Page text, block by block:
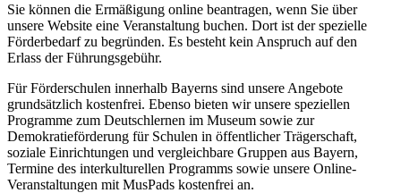
Sie können die Ermäßigung online beantragen, wenn Sie über
unsere Website eine Veranstaltung buchen. Dort ist der spezielle
Förderbedarf zu begründen. Es besteht kein Anspruch auf den
Erlass der Führungsgebühr.
Für Förderschulen innerhalb Bayerns sind unsere Angebote
grundsätzlich kostenfrei. Ebenso bieten wir unsere speziellen
Programme zum Deutschlernen im Museum sowie zur
Demokratieförderung für Schulen in öffentlicher Trägerschaft,
soziale Einrichtungen und vergleichbare Gruppen aus Bayern,
Termine des interkulturellen Programms sowie unsere Online-
Veranstaltungen mit MusPads kostenfrei an.